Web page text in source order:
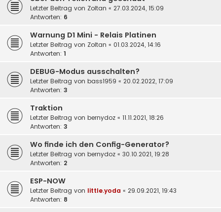
Letzter Beitrag von Zoltan « 27.03.2024, 15:09
Antworten: 6
Warnung D1 Mini - Relais Platinen
Letzter Beitrag von Zoltan « 01.03.2024, 14:16
Antworten: 1
DEBUG-Modus ausschalten?
Letzter Beitrag von bass1959 « 20.02.2022, 17:09
Antworten: 3
Traktion
Letzter Beitrag von bernydoz « 11.11.2021, 18:26
Antworten: 3
Wo finde ich den Config-Generator?
Letzter Beitrag von bernydoz « 30.10.2021, 19:28
Antworten: 2
ESP-NOW
Letzter Beitrag von little.yoda « 29.09.2021, 19:43
Antworten: 8